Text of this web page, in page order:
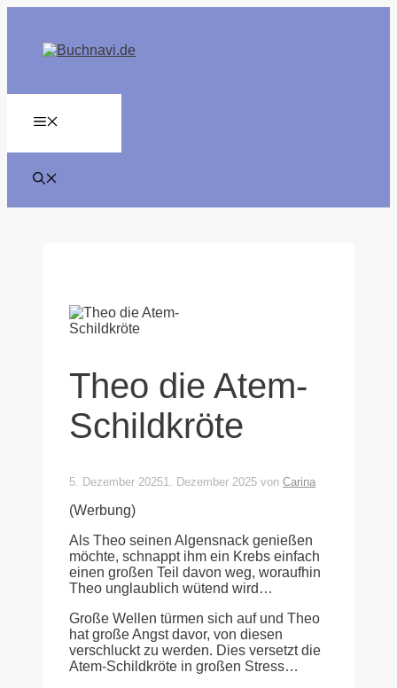
springen
Theo die Atem-
Schildkröte
5. Dezember 20251. Dezember 2025 von Carina
(Werbung)
Als Theo seinen Algensnack genießen
möchte, schnappt ihm ein Krebs einfach
einen großen Teil davon weg, woraufhin
Theo unglaublich wütend wird…
Große Wellen türmen sich auf und Theo
hat große Angst davor, von diesen
verschluckt zu werden. Dies versetzt die
Atem-Schildkröte in großen Stress…